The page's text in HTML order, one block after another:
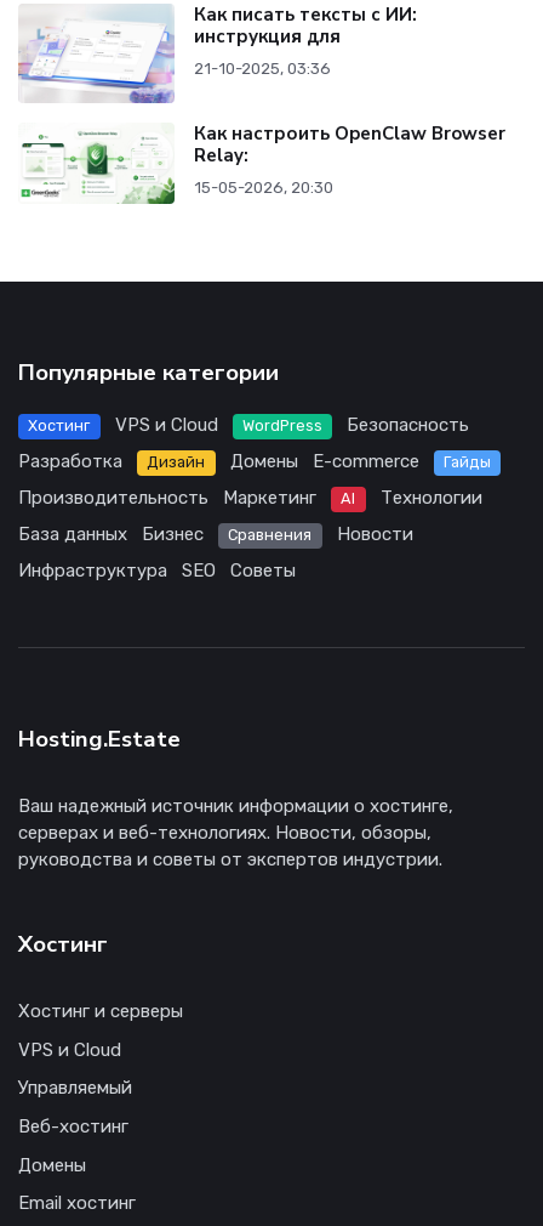
Как писать тексты с ИИ:
инструкция для
21-10-2025, 03:36
Как настроить OpenClaw Browser
Relay:
15-05-2026, 20:30
Популярные категории
Хостинг VPS и Cloud WordPress
Безопасность
Разработка
Дизайн Домены E-commerce Гайды
Производительность Маркетинг AI
Технологии
База данных
Бизнес Сравнения
Новости
Инфраструктура
SEO Советы
Hosting.Estate
Ваш надежный источник информации о хостинге,
серверах и веб-технологиях. Новости, обзоры,
руководства и советы от экспертов индустрии.
Хостинг
Хостинг и серверы
VPS и Cloud
Управляемый
Веб-хостинг
Домены
Email хостинг